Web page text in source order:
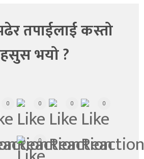
तपाईलाई कस्तो
भयो ?
0 0 0 0
0